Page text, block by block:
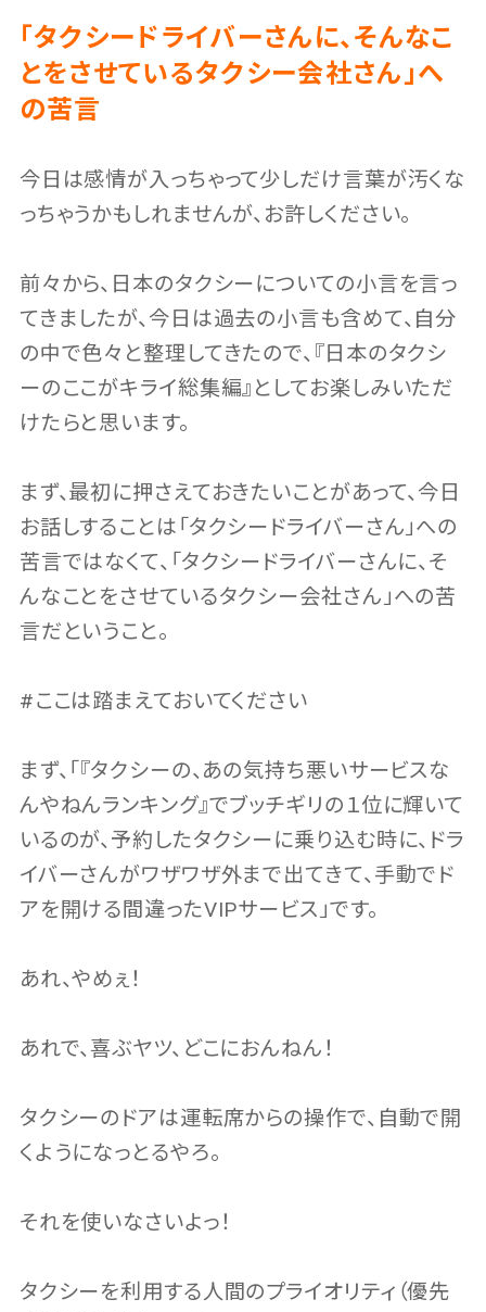
「タクシードライバーさんに、そんなこ
とをさせているタクシー会社さん」へ
の苦言
今日は感情が入っちゃって少しだけ言葉が汚くな
っちゃうかもしれませんが、お許しください。
前々から、日本のタクシーについての小言を言っ
てきましたが、今日は過去の小言も含めて、自分
の中で色々と整理してきたので、『日本のタクシ
ーのここがキライ総集編』としてお楽しみいただ
けたらと思います。
まず、最初に押さえておきたいことがあって、今日
お話しすることは「タクシードライバーさん」への
苦言ではなくて、「タクシードライバーさんに、そ
んなことをさせているタクシー会社さん」への苦
言だということ。
#ここは踏まえておいてください
まず、「『タクシーの、あの気持ち悪いサービスな
んやねんランキング』でブッチギリの１位に輝いて
いるのが、予約したタクシーに乗り込む時に、ドラ
イバーさんがワザワザ外まで出てきて、手動でド
アを開ける間違ったVIPサービス」です。
あれ、やめぇ！
あれで、喜ぶヤツ、どこにおんねん！
タクシーのドアは運転席からの操作で、自動で開
くようになっとるやろ。
それを使いなさいよっ！
タクシーを利用する人間のプライオリティ（優先